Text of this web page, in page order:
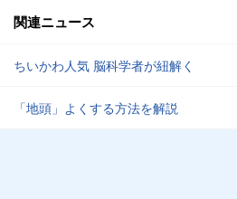
関連ニュース
ちいかわ人気 脳科学者が紐解く
「地頭」よくする方法を解説